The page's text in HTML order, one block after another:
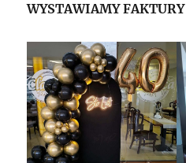
WYSTAWIAMY